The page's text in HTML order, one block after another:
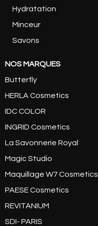
Hydratation
Minceur
Savons
NOS MARQUES
Butterfly
HERLA Cosmetics
IDC COLOR
INGRID Cosmetics
La Savonnerie Royal
Magic Studio
Maquillage W7 Cosmetics
PAESE Cosmetics
REVITANIUM
SDI- PARIS